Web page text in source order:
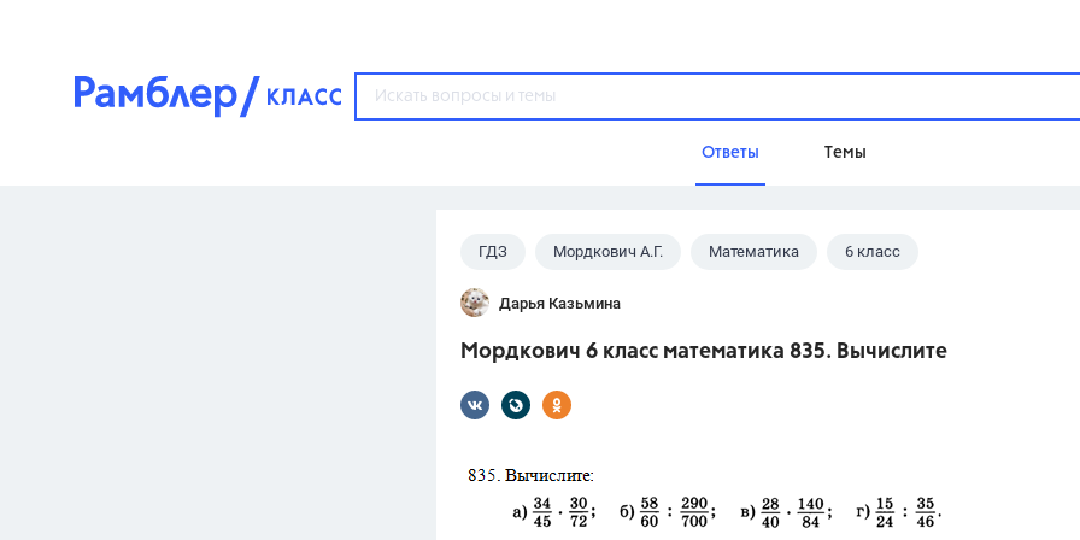
Ответы Темы
Популярные темы
ГДЗ
3273 ответа
ответов
Домашнее задание
Разумовская М.М.,
ГДЗ Мордкович А.Г. Математика 6 класс
Дарья Казьмина
Мордкович 6 класс математика 835. Вычислите